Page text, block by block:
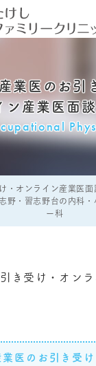
業医のお引
ン産業医面
・オンライン産業医面
野・習志野台の内科
ー科
き受け・オン
医のお引き受